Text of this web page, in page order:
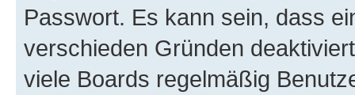
Passwort. Es kann sein, dass
verschieden Gründen
viele Boards regelmäßig